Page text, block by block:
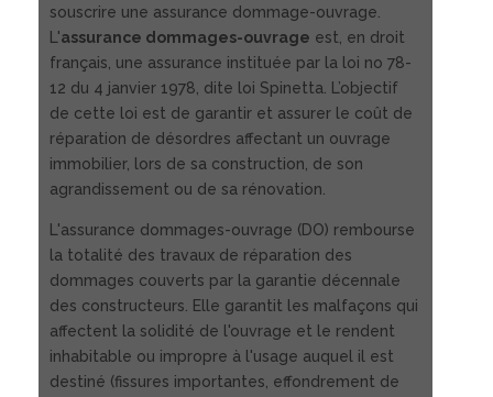
souscrire une assurance dommage-ouvrage.
L'assurance dommages-ouvrage est, en droit
français, une assurance instituée par la loi no 78-
12 du 4 janvier 1978, dite loi Spinetta. L’objectif
de cette loi est de garantir et assurer le coût de
réparation de désordres affectant un ouvrage
immobilier, lors de sa construction, de son
agrandissement ou de sa rénovation.
L'assurance dommages-ouvrage (DO) rembourse
la totalité des travaux de réparation des
dommages couverts par la garantie décennale
des constructeurs. Elle garantit les malfaçons qui
affectent la solidité de l'ouvrage et le rendent
inhabitable ou impropre à l'usage auquel il est
destiné (fissures importantes, effondrement de